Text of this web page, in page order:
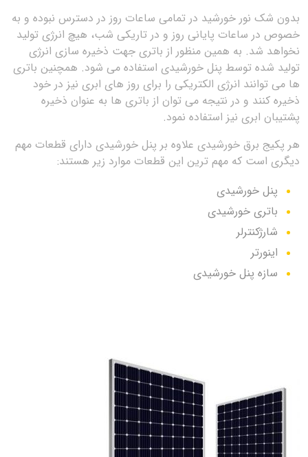
بدون شک نور خورشید در تمامی ساعات روز در دسترس نبوده و به
خصوص در ساعات پایانی روز و در تاریکی شب، هیچ انرژی تولید
نخواهد شد. به همین منظور از باتری جهت ذخیره سازی انرژی
تولید شده توسط پنل خورشیدی استفاده می شود. همچنین باتری
ها می توانند انرژی الکتریکی را برای روز های ابری نیز در خود
ذخیره کنند و در نتیجه می توان از باتری ها به عنوان ذخیره
پشتیبان ابری نیز استفاده نمود.
هر پکیج برق خورشیدی علاوه بر پنل خورشیدی دارای قطعات مهم
دیگری است که مهم ترین این قطعات موارد زیر هستند:
پنل خورشیدی
باتری خورشیدی
شارژکنترلر
اینورتر
سازه پنل خورشیدی